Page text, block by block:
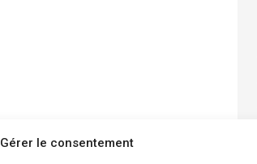
Gérer le consentement